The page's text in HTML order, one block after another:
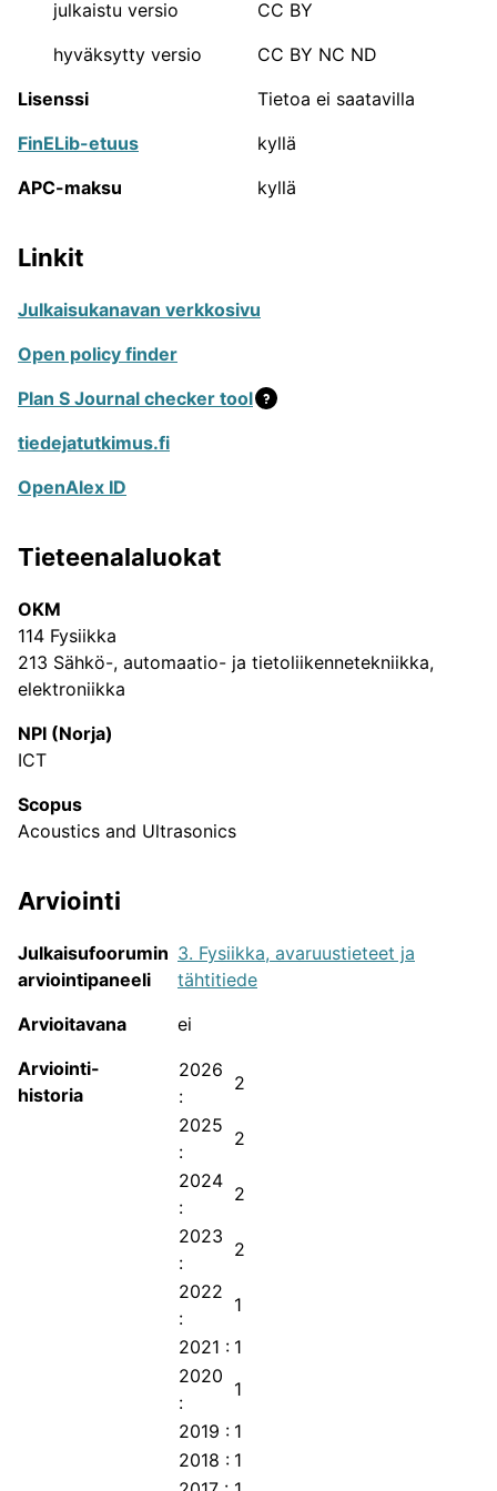
tieteenalakohtaista asiantuntijapaneelia, joihin
tieteentekijää. Julkaisufoorumi toimii Tieteellisten
seurain valtuuskunnassa (TSV).
julkaisukanavien määrä
4150
Ammattilehdet ja yleistajuiset
julkaisusarjat
640
Julkaisukanavat tieteenaloittain
JUFO-portaalin sisältämien tieteellisten
julkaisusarjojen tieteenalajakauma.
JUFO-portaalin sisältämien tieteellisten
julkaisusarjojen avoin saatavuus.
Julkaisukanava on joko välittömästi avoin, sallii
FinElib-etuuden piiriin.
Julkaisukanava ei mahdollista välitöntä
avoimuutta tai avoimuudesta ei ole tietoa.
julkaistu versio
CC BY
hyväksytty versio
CC BY NC ND
Lisenssi
Tietoa ei saatavilla
FinELib-etuus
kyllä
APC-maksu
kyllä
Linkit
Julkaisukanavan verkkosivu
Open policy finder
Plan S Journal checker tool
tiedejatutkimus.fi
OpenAlex ID
Tieteenalaluokat
OKM
114 Fysiikka
213 Sähkö-, automaatio- ja tietoliikennetekniikka,
elektroniikka
NPI (Norja)
ICT
Scopus
Acoustics and Ultrasonics
Arviointi
Julkaisufoorumin
arviointipaneeli
3. Fysiikka, avaruustieteet ja
tähtitiede
Arvioitavana
ei
Arviointi-
historia
2026
:
2
2025
:
2
2024
:
2
2023
:
2
2022
:
1
2021 : 1
2020
:
1
2019 : 1
2018 : 1